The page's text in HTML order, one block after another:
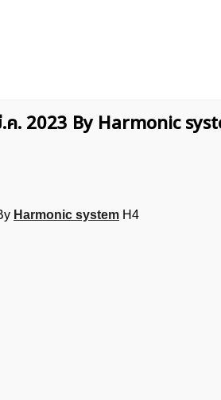
.ค. 2023 By Harmonic
Harmonic system H4